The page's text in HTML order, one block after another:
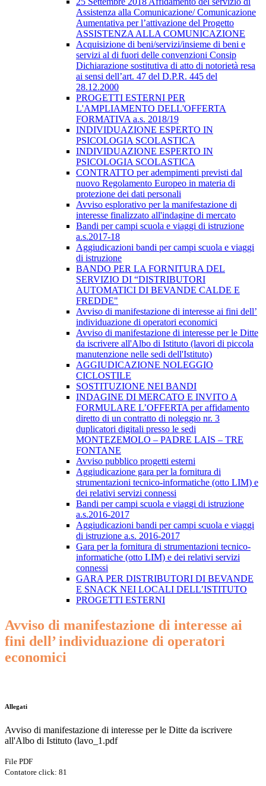
Assistenza alla Comunicazione/ Comunicazione
Aumentativa per l’attivazione del Progetto
ASSISTENZA ALLA COMUNICAZIONE
Acquisizione di beni/servizi/insieme di beni e
servizi al di fuori delle convenzioni Consip
Dichiarazione sostitutiva di atto di notorietà resa
ai sensi dell’art. 47 del D.P.R. 445 del
28.12.2000
PROGETTI ESTERNI PER
L'AMPLIAMENTO DELL'OFFERTA
FORMATIVA a.s. 2018/19
INDIVIDUAZIONE ESPERTO IN
PSICOLOGIA SCOLASTICA
INDIVIDUAZIONE ESPERTO IN
PSICOLOGIA SCOLASTICA
CONTRATTO per adempimenti previsti dal
nuovo Regolamento Europeo in materia di
protezione dei dati personali
Avviso esplorativo per la manifestazione di
interesse finalizzato all'indagine di mercato
Bandi per campi scuola e viaggi di istruzione
a.s.2017-18
Aggiudicazioni bandi per campi scuola e viaggi
di istruzione
BANDO PER LA FORNITURA DEL
SERVIZIO DI “DISTRIBUTORI
AUTOMATICI DI BEVANDE CALDE E
FREDDE"
Avviso di manifestazione di interesse ai fini dell’
individuazione di operatori economici
Avviso di manifestazione di interesse per le Ditte
da iscrivere all'Albo di Istituto (lavori di piccola
manutenzione nelle sedi dell'Istituto)
AGGIUDICAZIONE NOLEGGIO
CICLOSTILE
SOSTITUZIONE NEI BANDI
INDAGINE DI MERCATO E INVITO A
FORMULARE L’OFFERTA per affidamento
diretto di un contratto di noleggio nr. 3
duplicatori digitali presso le sedi
MONTEZEMOLO – PADRE LAIS – TRE
FONTANE
Avviso pubblico progetti esterni
Aggiudicazione gara per la fornitura di
strumentazioni tecnico-informatiche (otto LIM) e
dei relativi servizi connessi
Bandi per campi scuola e viaggi di istruzione
a.s.2016-2017
Aggiudicazioni bandi per campi scuola e viaggi
di istruzione ​a.s. 2016-2017
Gara per la fornitura di strumentazioni tecnico-
informatiche (otto LIM) e dei relativi servizi
connessi
GARA PER DISTRIBUTORI DI BEVANDE
E SNACK NEI LOCALI DELL’ISTITUTO
PROGETTI ESTERNI
Avviso di manifestazione di interesse ai
fini dell’ individuazione di operatori
economici
Allegati
Avviso di manifestazione di interesse per le Ditte da iscrivere
all'Albo di Istituto (lavo_1.pdf
File PDF
Contatore click: 81